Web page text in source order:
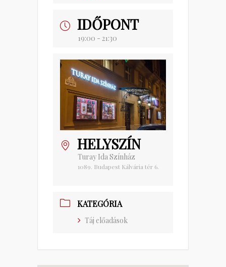
IDŐPONT
19:00 - 21:30
HELYSZÍN
Turay Ida Színház
1089. Budapest Kálvária tér 6.
KATEGÓRIA
Táj előadások